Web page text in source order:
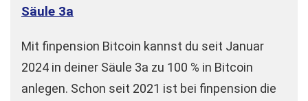
Säule 3a
Mit finpension Bitcoin kannst du seit Januar
2024 in deiner Säule 3a zu 100 % in Bitcoin
anlegen. Schon seit 2021 ist bei finpension die